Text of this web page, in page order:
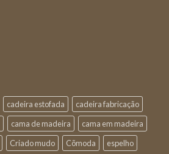
cadeira estofada
cadeira fabricação
cama de madeira
cama em madeira
Criado mudo Cõmoda
espelho